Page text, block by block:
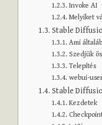
Invoke AI
Melyiket
Stable
Ami
Szedjük
Telepítés
webui-
Stable
Kezdetek